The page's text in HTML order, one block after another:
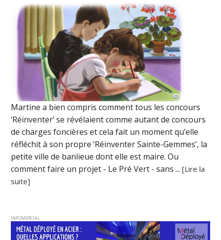
Martine a bien compris comment tous les concours
‘Réinventer’ se révélaient comme autant de concours
de charges foncières et cela fait un moment qu’elle
réfléchit à son propre ‘Réinventer Sainte-Gemmes’, la
petite ville de banlieue dont elle est maire. Ou
comment faire un projet - Le Pré Vert - sans ...[Lire la
suite]
INFOMERCIAL